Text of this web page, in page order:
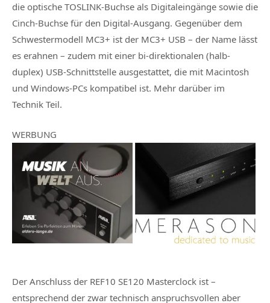
die optische TOSLINK-Buchse als Digitaleingänge sowie die
Cinch-Buchse für den Digital-Ausgang. Gegenüber dem
Schwestermodell MC3+ ist der MC3+ USB – der Name lässt
es erahnen – zudem mit einer bi-direktionalen (halb-
duplex) USB-Schnittstelle ausgestattet, die mit Macintosh
und Windows-PCs kompatibel ist. Mehr darüber im
Technik Teil.
WERBUNG
Der Anschluss der REF10 SE120 Masterclock ist –
entsprechend der zwar technisch anspruchsvollen aber